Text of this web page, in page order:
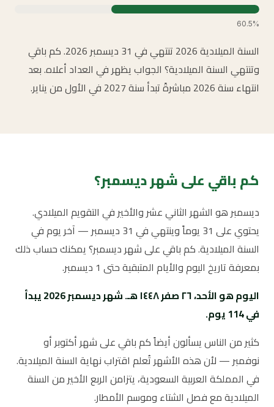
60.5%
السنة الميلادية 2026 تنتهي في 31 ديسمبر 2026. كم باقي
وتنتهي السنة الميلادية؟ الجواب يظهر في العداد أعلاه. بعد
انتهاء سنة 2026 مباشرةً تبدأ سنة 2027 في الأول من يناير.
كم باقي على شهر ديسمبر؟
ديسمبر هو الشهر الثاني عشر والأخير في التقويم الميلادي.
يحتوي على 31 يوماً وينتهي في 31 ديسمبر — آخر يوم في
السنة الميلادية. كم باقي على شهر ديسمبر؟ يمكنك حساب ذلك
بمعرفة تاريخ اليوم والأيام المتبقية حتى 1 ديسمبر.
اليوم هو الأحد، ٢٦ صفر ١٤٤٨ هـ. شهر ديسمبر 2026 يبدأ
في 114 يوم.
كثير من الناس يسألون أيضاً كم باقي على شهر أكتوبر أو
نوفمبر — لأن هذه الأشهر تُعلم اقتراب نهاية السنة الميلادية.
في المملكة العربية السعودية، يتزامن الربع الأخير من السنة
الميلادية مع فصل الشتاء وموسم الأمطار.